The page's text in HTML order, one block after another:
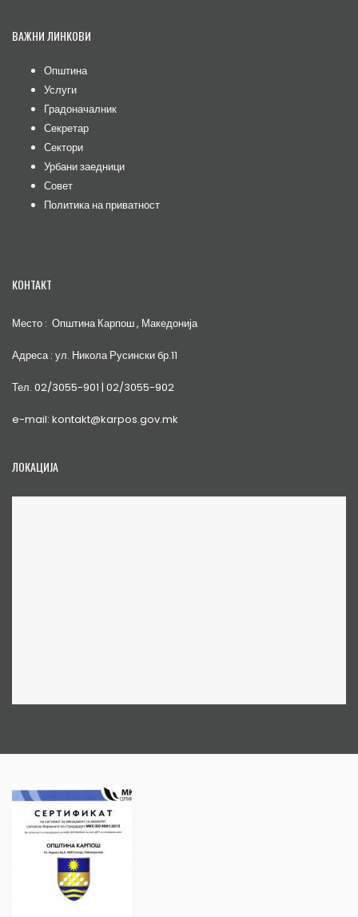
ВАЖНИ ЛИНКОВИ
Општина
Услуги
Градоначалник
Секретар
Сектори
Урбани заедници
Совет
Политика на приватност
КОНТАКТ
Место : Општина Карпош , Македонија
Адреса : ул. Никола Русински бр.11
Тел. 02/3055-901 | 02/3055-902
e-mail: kontakt@karpos.gov.mk
ЛОКАЦИЈА